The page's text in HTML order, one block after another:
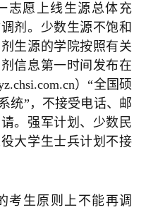
志愿上线生源总体充
剂。少数生源不饱和
生源的学院按照有关
信息第一时间发布在
）“全国硕
统”，不接受电话、邮
。强军计划、少数民
大学生士兵计划不接
考生原则上不能再调